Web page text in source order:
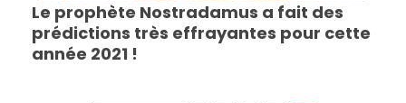
Le prophète Nostradamus a fait des
prédictions très effrayantes pour cette
année 2021 !